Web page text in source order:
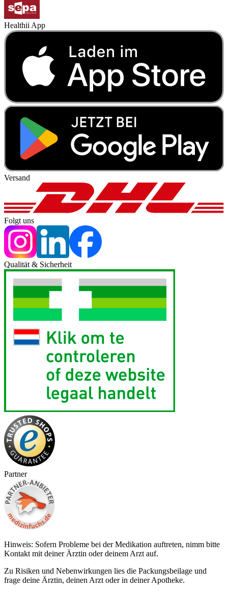
Healthii App
Versand
Folgt uns
Qualität & Sicherheit
Partner
Hinweis: Sofern Probleme bei der Medikation auftreten, nimm bitte
Kontakt mit deiner Ärztin oder deinem Arzt auf.
Zu Risiken und Nebenwirkungen lies die Packungsbeilage und
frage deine Ärztin, deinen Arzt oder in deiner Apotheke.